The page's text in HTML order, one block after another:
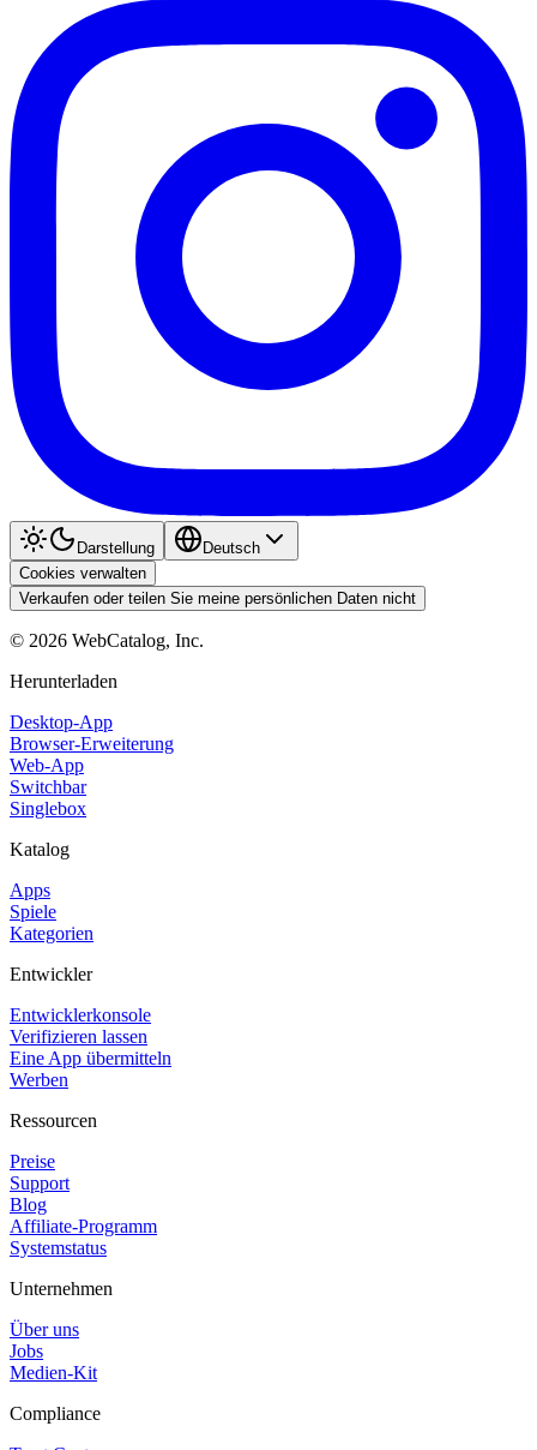
Darstellung
Deutsch
Cookies verwalten
Verkaufen oder teilen Sie meine persönlichen Daten nicht
© 2026 WebCatalog, Inc.
Herunterladen
Desktop-App
Browser-Erweiterung
Web-App
Switchbar
Singlebox
Katalog
Apps
Spiele
Kategorien
Entwickler
Entwicklerkonsole
Verifizieren lassen
Eine App übermitteln
Werben
Ressourcen
Preise
Support
Blog
Affiliate-Programm
Systemstatus
Unternehmen
Über uns
Jobs
Medien-Kit
Compliance